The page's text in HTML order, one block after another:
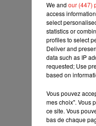
We and our (447)
access
select
statistics or
profiles to select
Deliver and
data such as IP
requested; Use
based on
Vous pouvez
mes choix". Vous
ce site. Vous
bas de chaque